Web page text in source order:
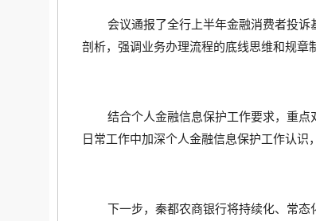
会议通报了全行上半年金融消费者投
剖析，强调业务办理流程的底线思维和规章
结合个人金融信息保护工作要求，重
日常工作中加深个人金融信息保护工作认识
下一步，秦都农商银行将持续化、常